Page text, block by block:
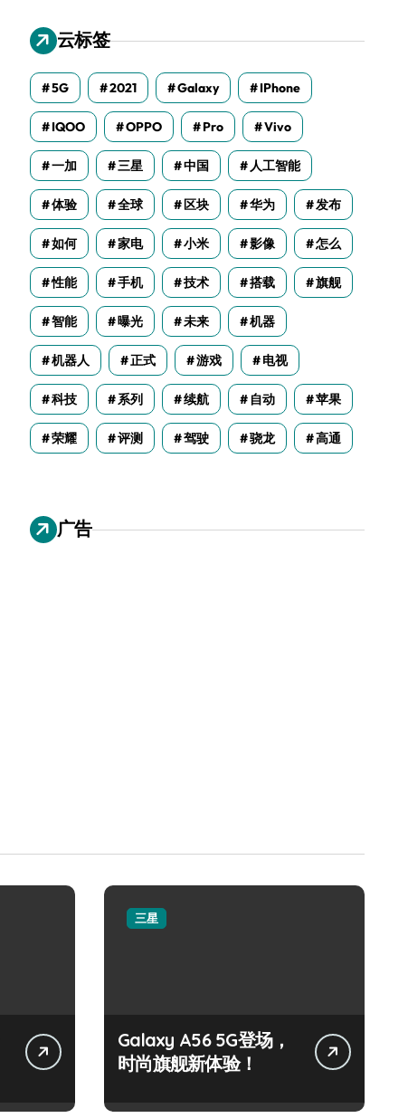
云标签
5G 2021 Galaxy IPhone
IQOO OPPO Pro Vivo
一加 三星 中国 人工智能
体验 全球 区块 华为 发布
如何 家电 小米 影像 怎么
性能 手机 技术 搭载 旗舰
智能 曝光 未来 机器
机器人 正式 游戏 电视
科技 系列 续航 自动 苹果
荣耀 评测 驾驶 骁龙 高通
广告
三星
Galaxy A56 5G登场，
时尚旗舰新体验！